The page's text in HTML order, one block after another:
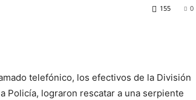
0
155
telefónico, los efectivos de la División
Policía, lograron rescatar a una serpiente